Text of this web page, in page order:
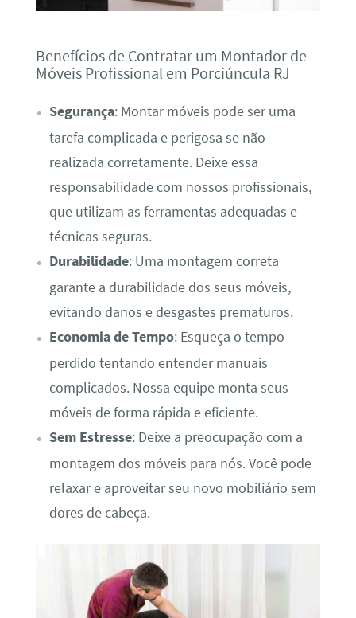
Benefícios de Contratar um Montador de
Móveis Profissional em Porciúncula RJ
Segurança: Montar móveis pode ser uma
tarefa complicada e perigosa se não
realizada corretamente. Deixe essa
responsabilidade com nossos profissionais,
que utilizam as ferramentas adequadas e
técnicas seguras.
Durabilidade: Uma montagem correta
garante a durabilidade dos seus móveis,
evitando danos e desgastes prematuros.
Economia de Tempo: Esqueça o tempo
perdido tentando entender manuais
complicados. Nossa equipe monta seus
móveis de forma rápida e eficiente.
Sem Estresse: Deixe a preocupação com a
montagem dos móveis para nós. Você pode
relaxar e aproveitar seu novo mobiliário sem
dores de cabeça.